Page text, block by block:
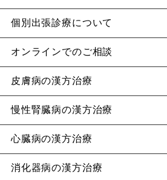
個別出張診療について
オンラインでのご相談
皮膚病の漢方治療
慢性腎臓病の漢方治療
心臓病の漢方治療
消化器病の漢方治療